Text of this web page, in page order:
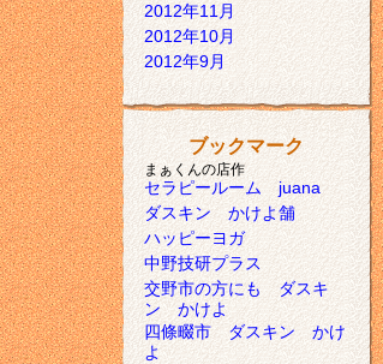
2012年11月
2012年10月
2012年9月
ブックマーク
まぁくんの店作
セラピールーム juana
ダスキン かけよ舗
ハッピーヨガ
中野技研プラス
交野市の方にも ダスキ
ン かけよ
四條畷市 ダスキン かけ
よ